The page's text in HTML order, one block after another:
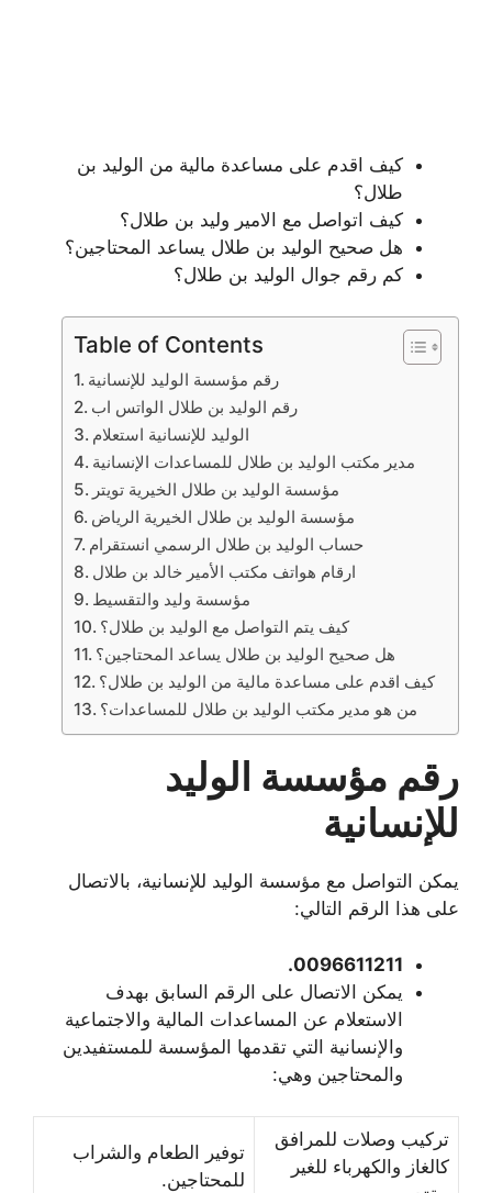
كيف اقدم على مساعدة مالية من الوليد بن
طلال؟
كيف اتواصل مع الامير وليد بن طلال؟
هل صحيح الوليد بن طلال يساعد المحتاجين؟
كم رقم جوال الوليد بن طلال؟
Table of Contents
رقم مؤسسة الوليد للإنسانية
رقم الوليد بن طلال الواتس اب
الوليد للإنسانية استعلام
مدير مكتب الوليد بن طلال للمساعدات الإنسانية
مؤسسة الوليد بن طلال الخيرية تويتر
مؤسسة الوليد بن طلال الخيرية الرياض
حساب الوليد بن طلال الرسمي انستقرام
ارقام هواتف مكتب الأمير خالد بن طلال
مؤسسة وليد والتقسيط
كيف يتم التواصل مع الوليد بن طلال؟
هل صحيح الوليد بن طلال يساعد المحتاجين؟
كيف اقدم على مساعدة مالية من الوليد بن طلال؟
من هو مدير مكتب الوليد بن طلال للمساعدات؟
رقم مؤسسة الوليد
للإنسانية
يمكن التواصل مع مؤسسة الوليد للإنسانية، بالاتصال
على هذا الرقم التالي:
0096611211.
يمكن الاتصال على الرقم السابق بهدف
الاستعلام عن المساعدات المالية والاجتماعية
والإنسانية التي تقدمها المؤسسة للمستفيدين
والمحتاجين وهي:
تركيب وصلات للمرافق
كالغاز والكهرباء للغير
توفير الطعام والشراب
للمحتاجين.